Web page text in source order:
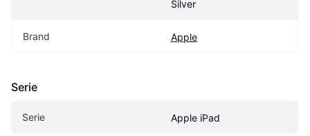
Silver
Brand Apple
Serie
Serie Apple iPad